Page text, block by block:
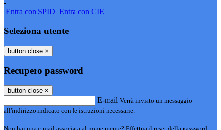
-
Entra con SPID Entra con CIE
Seleziona utente
button close ×
Recupero password
button close ×
E-mail Verrà inviato un messaggio
all'indirizzo indicato con le istruzioni necessarie.
Non hai una e-mail associata al nome utente? Effettua il reset della password